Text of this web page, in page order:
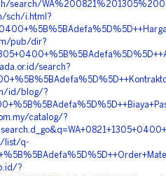
search/
sch/i.html?
pub/dir?
search?
id/blog/?
catalog/?
list/q-
?